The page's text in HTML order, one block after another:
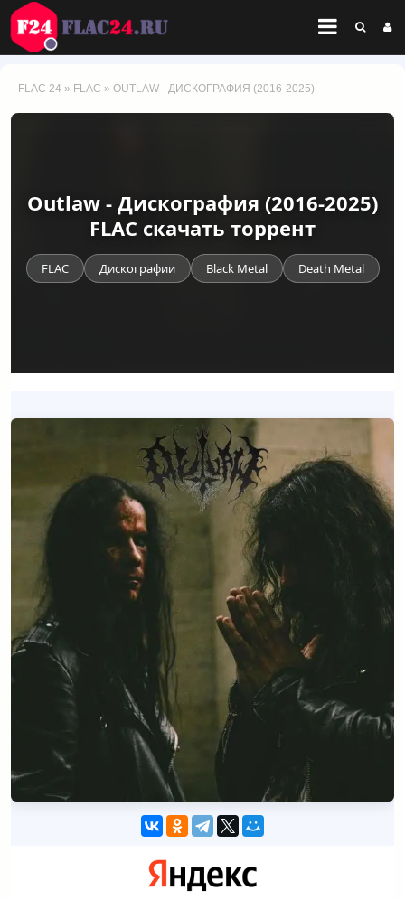
FLAC 24 » FLAC » OUTLAW - ДИСКОГРАФИЯ (2016-2025)
Outlaw - Дискография (2016-2025)
FLAC скачать торрент
FLAC Дискографии Black Metal Death Metal